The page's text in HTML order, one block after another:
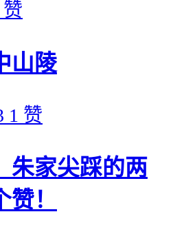
赞
山陵
1 赞
朱家尖踩的两
！